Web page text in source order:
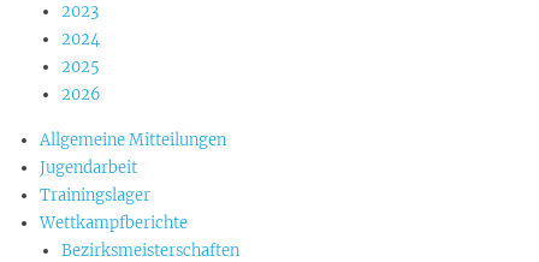
2023
2024
2025
2026
Allgemeine Mitteilungen
Jugendarbeit
Trainingslager
Wettkampfberichte
Bezirksmeisterschaften